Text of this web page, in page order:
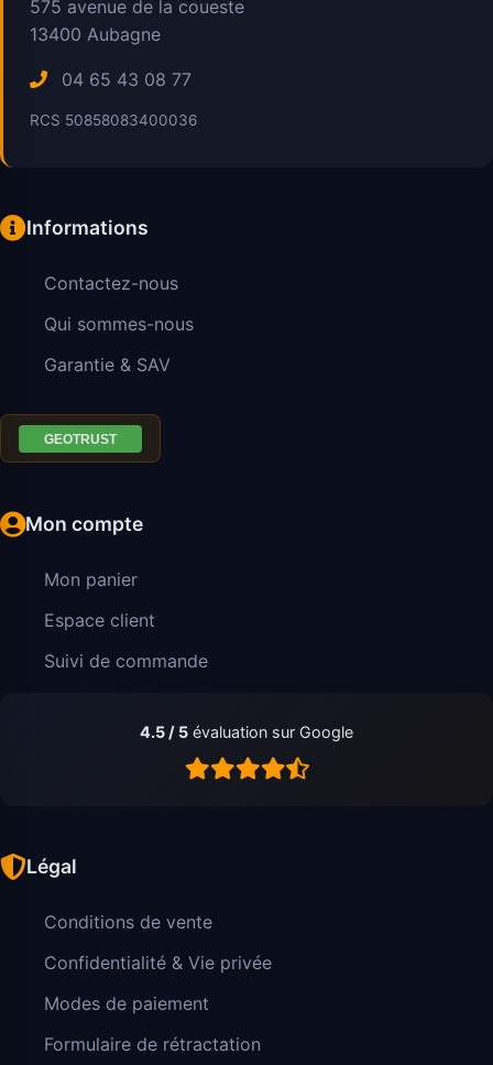
575 avenue de la coueste
13400 Aubagne
04 65 43 08 77
RCS 50858083400036
Informations
Contactez-nous
Qui sommes-nous
Garantie & SAV
Mon compte
Mon panier
Espace client
Suivi de commande
4.5 / 5 évaluation sur Google
Légal
Conditions de vente
Confidentialité & Vie privée
Modes de paiement
Formulaire de rétractation